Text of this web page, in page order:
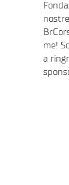
me!
a